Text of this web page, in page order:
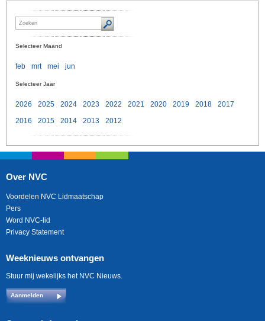
Selecteer Maand
feb mrt mei jun
Selecteer Jaar
2026 2025 2024 2023 2022 2021 2020 2019 2018
2017
2016
2015 2014 2013 2012
Over NVC
Voordelen NVC Lidmaatschap
Pers
Word NVC-lid
Privacy Statement
Weeknieuws ontvangen
Stuur mij wekelijks het NVC Nieuws.
Aanmelden